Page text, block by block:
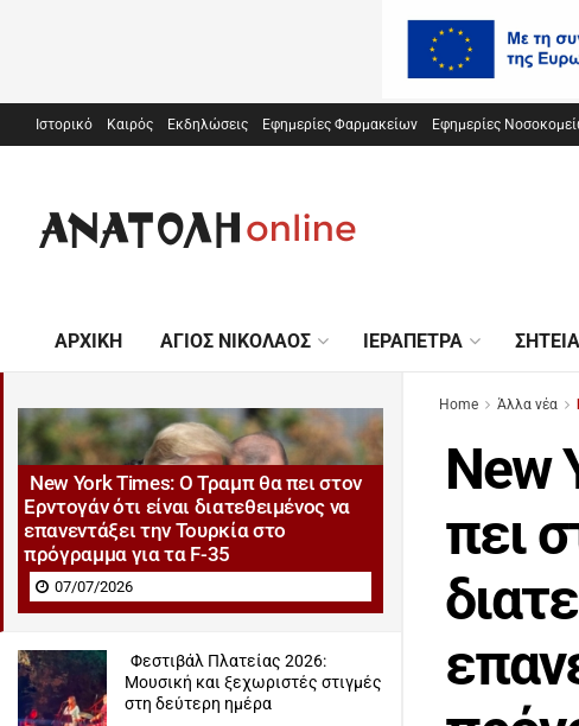
New York Times: O Τραμπ θα πει στον
Ερντογάν ότι είναι διατεθειμένος να
επανεντάξει την Τουρκία στο
πρόγραμμα για τα F-35
07/07/2026
Φεστιβάλ Πλατείας 2026:
Μουσική και ξεχωριστές στιγμές
στη δεύτερη ημέρα
Ιστορικό Καιρός Εκδηλώσεις Εφημερίες Φαρμακείων Εφημερίες
ΑΡΧΙΚΉ ΆΓΙΟΣ ΝΙΚΌΛΑΟΣ ΙΕΡΆΠΕΤΡΑ ΣΗΤΕΊΑ
Home Άλλα νέα
New
πει